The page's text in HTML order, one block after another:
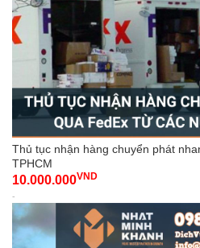
Thủ tục nhận hàng chuyển phát
TPHCM
10.000.000VND
-